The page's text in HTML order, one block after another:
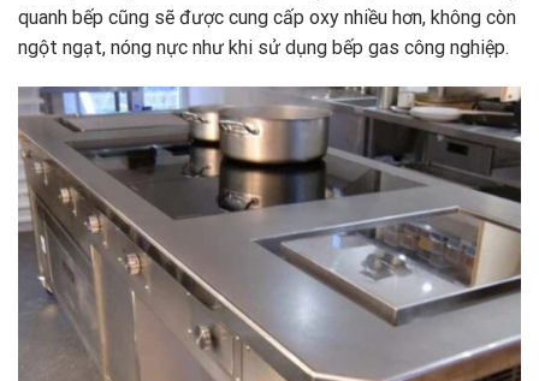
quanh bếp cũng sẽ được cung cấp oxy nhiều hơn, không còn
ngột ngạt, nóng nực như khi sử dụng bếp gas công nghiệp.